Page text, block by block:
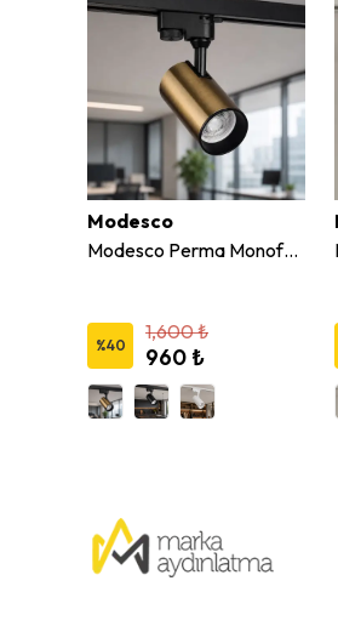
Modesco
Modesco Perma Monofaze Soketli Ray Spot
%40
1,600 ₺
960 ₺